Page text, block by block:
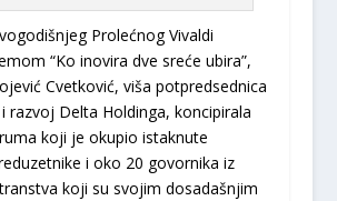
Prolećnog Vivaldi
“Ko inovira dve sreće ubira”,
Cvetković, viša potpredsednica
razvoj Delta Holdinga, koncipirala
koji je okupio istaknute
i oko 20 govornika iz
koji su svojim dosadašnjim